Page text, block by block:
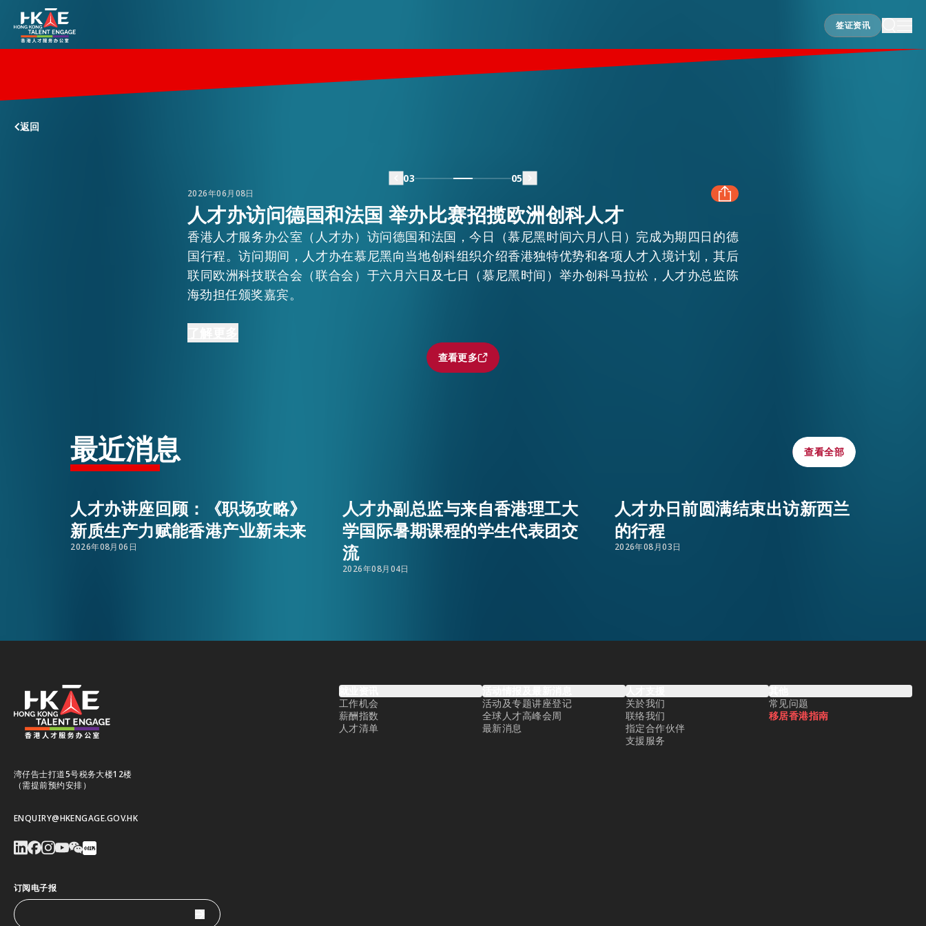
签证资讯
签证资讯
EN 繁 简
返回
03 05
2026年06月08日
FACEBOOK
LINKEDIN
人才办访问德国和法国 举办比赛招揽欧洲创科人才
香港人才服务办公室（人才办）访问德国和法国，今日（慕尼黑时间六月八日）完成为期四日的德
国行程。访问期间，人才办在慕尼黑向当地创科组织介绍香港独特优势和各项人才入境计划，其后
联同欧洲科技联合会（联合会）于六月六日及七日（慕尼黑时间）举办创科马拉松，人才办总监陈
海劲担任颁奖嘉宾。
（大湾区）的重要组成部分，拥有庞大机遇，非常适合具创业抱负的欧洲年青创科人才前来发展。
香港正积极招揽更多全球高端人才，建设国际创新科技中心，打造国际高端人才集聚高地。
评审团由香港科技园公司、香港数码港管理有限公司、港深创新及科技园公司、香港金融科技协会
的代表，以及联合会代表和当地创科专家组成。人才办亦会安排得奖者于今年九月到香港和其他大
湾区城市考察，亲身探索区内创科生态、行业支援及创业机遇。
查看更多
查看更多
最近消息 查看全部
查看全部
人才办讲座回顾：《职场攻略》
新质生产力赋能香港产业新未来
2026年08月06日
人才办副总监与来自香港理工大
学国际暑期课程的学生代表团交
流
2026年08月04日
人才办日前圆满结束出访新西兰
的行程
2026年08月03日
湾仔告士打道5号税务大楼12楼
（需提前预约安排）
ENQUIRY@HKENGAGE.GOV.HK
订阅电子报
就业资讯
工作机会
薪酬指数
人才清单
活动情报及最新消息
活动及专题讲座登记
全球人才高峰会周
最新消息
人才支援
关於我们
联络我们
指定合作伙伴
支援服务
其他
常见问题
移居香港指南